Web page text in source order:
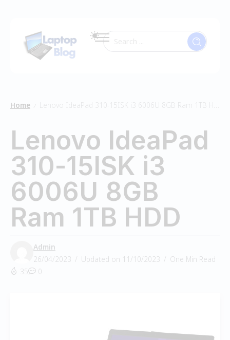
Home Lenovo IdeaPad 310-15ISK i3 6006U 8GB Ram 1TB HDD
Lenovo IdeaPad
310-15ISK i3
6006U 8GB
Ram 1TB HDD
Admin
26/04/2023
Updated on 11/10/2023
One Min Read
35
0